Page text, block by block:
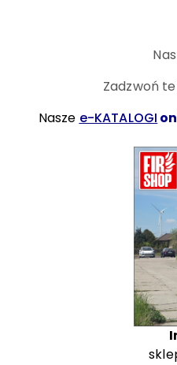
Zadzwoń
Nasze e-KATALOGI